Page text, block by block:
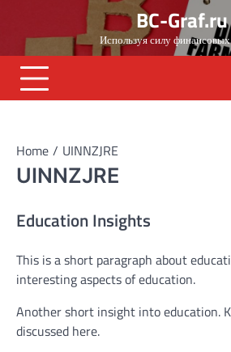
content
BC-Graf.ru
Используя силу
Home UINNZJRE
UINNZJRE
Education Insights
This is a short paragraph about
interesting aspects of education.
Another short insight into education.
discussed here.